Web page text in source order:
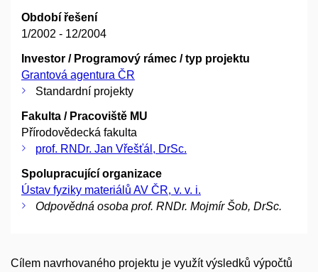
Období řešení
1/2002 - 12/2004
Investor / Programový rámec / typ projektu
Grantová agentura ČR
Standardní projekty
Fakulta / Pracoviště MU
Přírodovědecká fakulta
prof. RNDr. Jan Vřešťál, DrSc.
Spolupracující organizace
Ústav fyziky materiálů AV ČR, v. v. i.
Odpovědná osoba prof. RNDr. Mojmír Šob, DrSc.
Cílem navrhovaného projektu je využít výsledků výpočtů